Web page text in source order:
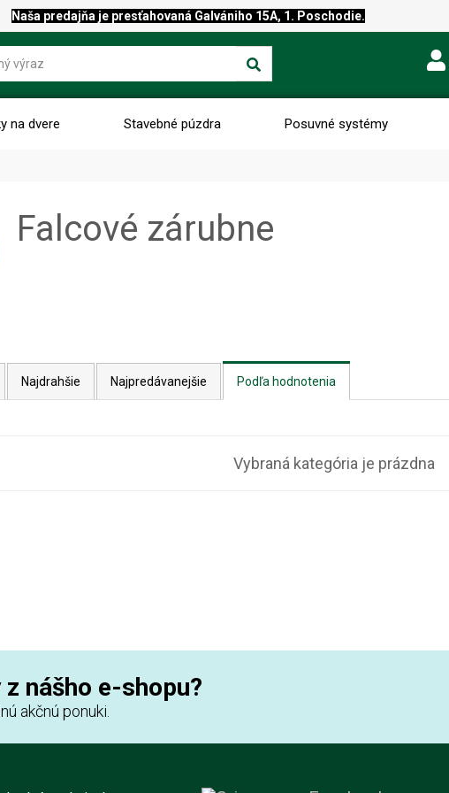
Naša predajňa je presťahovaná Galvániho 15A, 1. Poschodie.
na dvere Stavebné púzdra Posuvné systémy
Falcové zárubne
Najdrahšie Najpredávanejšie Podľa hodnotenia
Vybraná kategória je prázdna
nášho e-shopu?
akčnú ponuki.